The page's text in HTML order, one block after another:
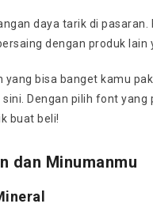
daya tarik di
dengan produk lain
bisa banget kamu
Dengan pilih font
buat beli!
dan Minumanmu